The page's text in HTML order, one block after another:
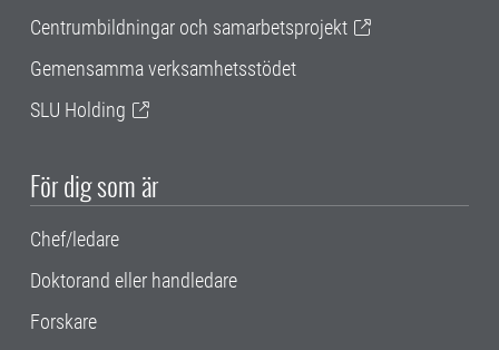
Centrumbildningar och samarbetsprojekt
Gemensamma verksamhetsstödet
SLU Holding
För dig som är
Chef/ledare
Doktorand eller handledare
Forskare